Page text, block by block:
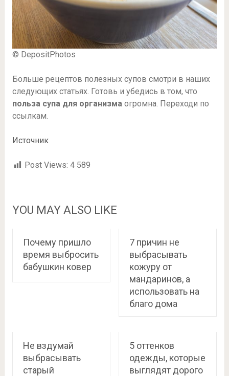
© DepositPhotos
Больше рецептов полезных супов смотри в наших
следующих статьях. Готовь и убедись в том, что
польза супа для организмаогромна. Переходи по
ссылкам.
Источник
Post Views: 4 589
YOU MAY ALSO LIKE
Почему пришло
время выбросить
бабушкин ковер
7 причин не
выбрасывать
кожуру от
мандаринов, а
использовать на
благо дома
Не вздумай
выбрасывать
старый
5 оттенков
одежды, которые
выглядят дорого